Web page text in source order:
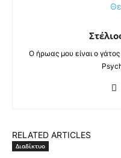
Ο ήρωας μου είναι ο
RELATED ARTICLES
Διαδίκτυο